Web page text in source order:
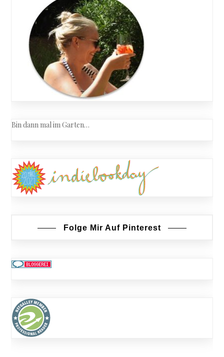
Bin dann mal im Garten…
Folge Mir Auf Pinterest